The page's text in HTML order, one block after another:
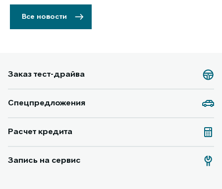
Все новости
Заказ тест-драйва
Спецпредложения
Расчет кредита
Запись на сервис